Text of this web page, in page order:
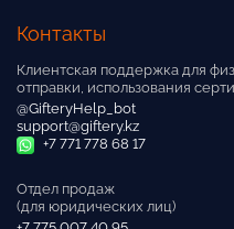
Контакты
Клиентская поддержка для
отправки, использования
@GifteryHelp_bot
support@giftery.kz
+7 771 778 68 17
Отдел продаж
(для юридических лиц)